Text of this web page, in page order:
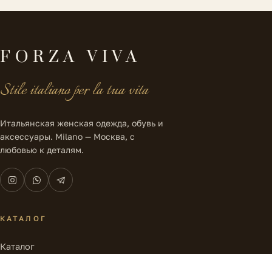
FORZA VIVA
Stile italiano per la tua vita
Итальянская женская одежда, обувь и
аксессуары. Milano — Москва, с
любовью к деталям.
КАТАЛОГ
Каталог